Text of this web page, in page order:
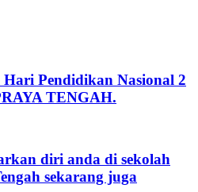
Pendidikan Nasional 2
TENGAH.
diri anda di sekolah
sekarang juga